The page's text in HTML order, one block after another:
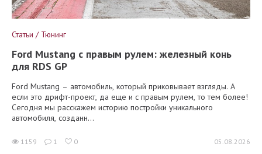
Статьи / Тюнинг
Ford Mustang с правым рулем: железный конь
для RDS GP
Ford Mustang – автомобиль, который приковывает взгляды. А
если это дрифт-проект, да еще и с правым рулем, то тем более!
Сегодня мы расскажем историю постройки уникального
автомобиля, созданн...
1159 1 0 05.08.2026